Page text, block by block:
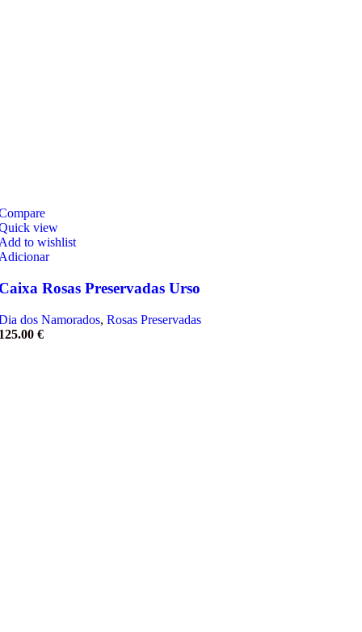
view
to wishlist
Rosas Preservadas Urso
dos Namorados, Rosas Preservadas
€